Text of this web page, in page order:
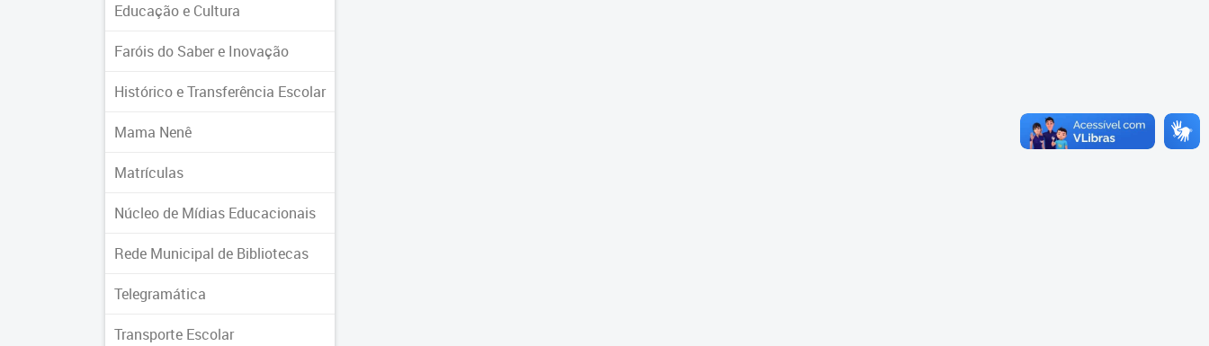
Educação e Cultura
Faróis do Saber e Inovação
Histórico e Transferência Escolar
Mama Nenê
Matrículas
Núcleo de Mídias Educacionais
Rede Municipal de Bibliotecas
Telegramática
Transporte Escolar